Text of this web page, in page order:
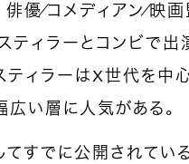
優／コメディアン／映
ティラーとコンビで出
ティラーはX世代を中
広い層に人気がある。
てすでに公開されてい